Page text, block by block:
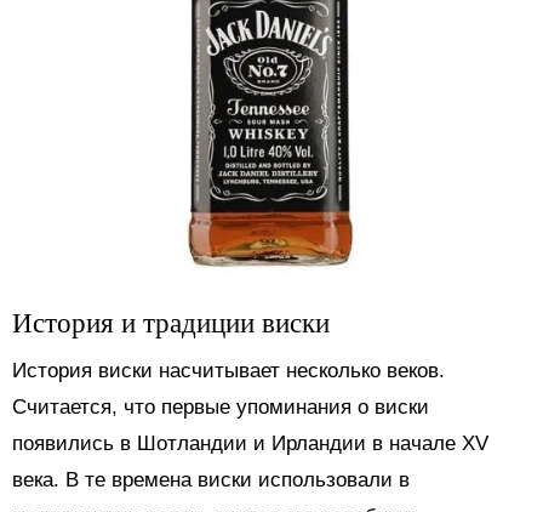
История и традиции виски
История виски насчитывает несколько веков.
Считается, что первые упоминания о виски
появились в Шотландии и Ирландии в начале XV
века. В те времена виски использовали в